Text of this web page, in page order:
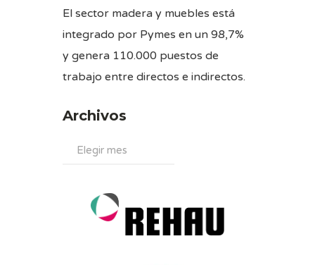
El sector madera y muebles está
integrado por Pymes en un 98,7%
y genera 110.000 puestos de
trabajo entre directos e indirectos.
Archivos
Archivos